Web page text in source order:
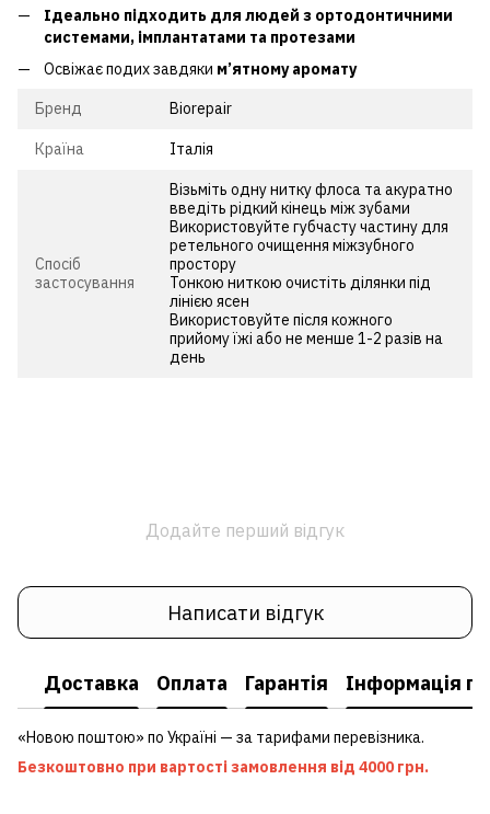
Ідеально підходить для людей з ортодонтичними
системами, імплантатами та протезами
Освіжає подих завдяки м’ятному аромату
Бренд Biorepair
Країна Італія
Спосіб
застосування
Візьміть одну нитку флоса та акуратно
введіть рідкий кінець між зубами
Використовуйте губчасту частину для
ретельного очищення міжзубного
простору
Тонкою ниткою очистіть ділянки під
лінією ясен
Використовуйте після кожного
прийому їжі або не менше 1-2 разів на
день
Додайте перший відгук
Написати відгук
Доставка Оплата Гарантія Інформація
«Новою поштою» по Україні — за тарифами перевізника.
Безкоштовно при вартості замовлення від 4000 грн.